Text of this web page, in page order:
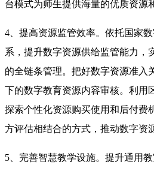
台模式为师生提供海量的优质资源
4、提高资源监管效率。依托国家
系，提升数字资源供给监管能力，
的全链条管理。把好数字资源准入
下的数字教育资源内容审核。利用
探索个性化资源购买使用和后付费
方评估相结合的方式，推动数字资
5、完善智慧教学设施。提升通用